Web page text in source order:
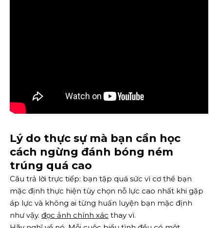
Lý do thực sự mà bạn cần học
cách ngừng đánh bóng ném
trúng quá cao
Câu trả lời trực tiếp: bạn tập quá sức vì cơ thể bạn
mặc định thực hiện tùy chọn nỗ lực cao nhất khi gặp
áp lực và không ai từng huấn luyện bạn mặc định
như vậy. đọc ảnh chính xác thay vì.